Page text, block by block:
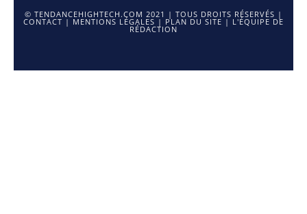
© TENDANCEHIGHTECH.COM 2021 | TOUS DROITS RÉSERVÉS |
CONTACT | MENTIONS LÉGALES | PLAN DU SITE | L'ÉQUIPE DE
RÉDACTION